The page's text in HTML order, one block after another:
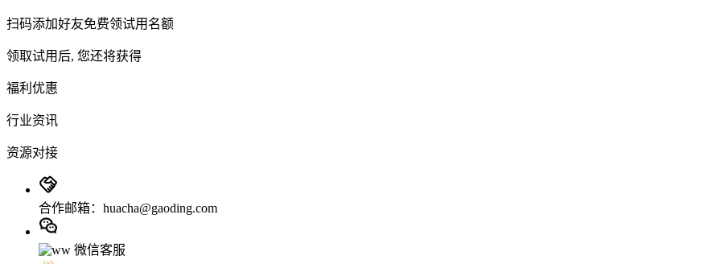
扫码添加好友免费领试用名额
领取试用后, 您还将获得
福利优惠
行业资讯
资源对接
合作邮箱：huacha@gaoding.com
微信客服